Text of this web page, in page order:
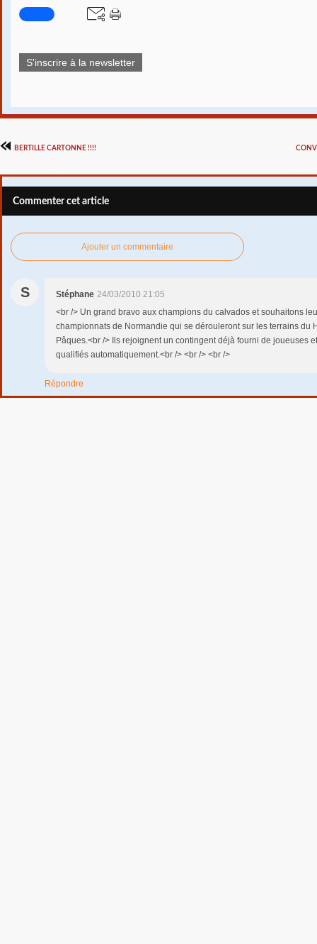
S'inscrire à la newsletter
BERTILLE CARTONNE !!!!
Commenter cet article
Ajouter un commentaire
S Stéphane 24/03/2010 21:05
<br /> Un grand bravo aux champions du calvados et souhaitons
championnats de Normandie qui se dérouleront sur les terrains du
Pâques.<br /> Ils rejoignent un contingent déjà fourni de joueuses
qualifiés automatiquement.<br /> <br /> <br />
Répondre